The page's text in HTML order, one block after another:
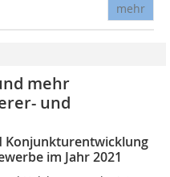
mehr
mehr
und
Konjunkturentwicklung
im Jahr 2021